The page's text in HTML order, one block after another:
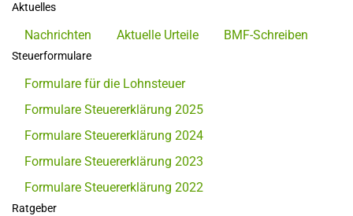
Aktuelles
Nachrichten Aktuelle Urteile BMF-Schreiben
Steuerformulare
Formulare für die Lohnsteuer
Formulare Steuererklärung 2025
Formulare Steuererklärung 2024
Formulare Steuererklärung 2023
Formulare Steuererklärung 2022
Ratgeber